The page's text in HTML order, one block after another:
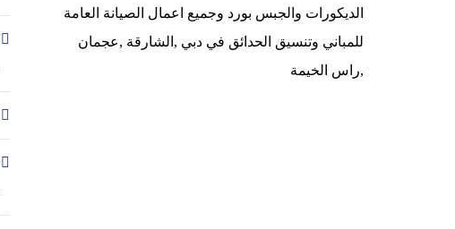
الديكورات والجبس بورد وجميع اعمال الصيانة العامة
للمباني وتنسيق الحدائق في دبي ,الشارقة ,عجمان
,راس الخيمة